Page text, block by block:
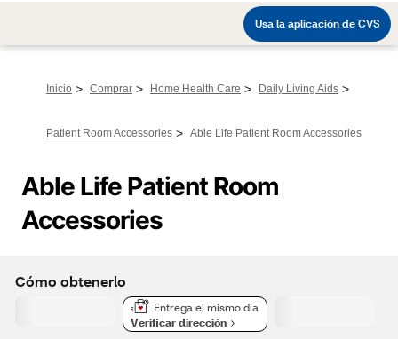
Inicio > Comprar > Home Health Care > Daily Living Aids >
Patient Room Accessories > Able Life Patient Room Accessories
Able Life Patient Room
Accessories
Cómo obtenerlo
Entrega el mismo día
Verificar dirección